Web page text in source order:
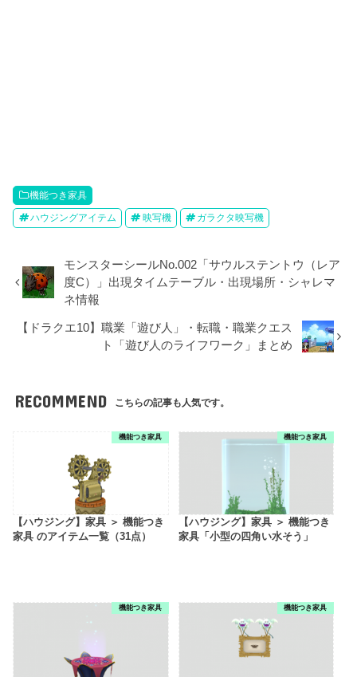
機能つき家具
ハウジングアイテム 映写機 ガラクタ映写機
モンスターシールNo.002「サウルステントウ（レア
度C）」出現タイムテーブル・出現場所・シャレマ
ネ情報
【ドラクエ10】職業「遊び人」・転職・職業クエス
ト「遊び人のライフワーク」まとめ
RECOMMEND こちらの記事も人気です。
機能つき家具
【ハウジング】家具 ＞ 機能つき
家具 のアイテム一覧（31点）
機能つき家具
【ハウジング】家具 ＞ 機能つき
家具「小型の四角い水そう」
機能つき家具 機能つき家具